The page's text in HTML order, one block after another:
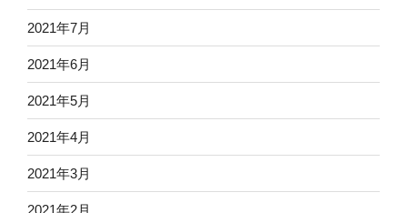
2021年7月
2021年6月
2021年5月
2021年4月
2021年3月
2021年2月